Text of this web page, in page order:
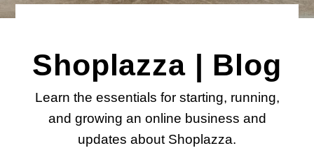
Shoplazza | Blog
Learn the essentials for starting, running,
and growing an online business and
updates about Shoplazza.